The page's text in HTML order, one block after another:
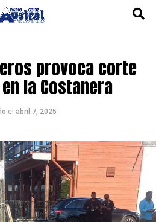
provoca corte
la Costanera
el abril 7, 2025